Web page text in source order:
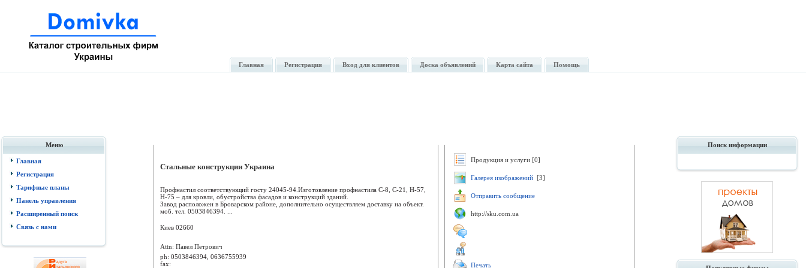
Главная Регистрация Вход для клиентов Доска объявлений Карта сайта Помощь
Меню
Главная
Регистрация
Тарифные планы
Панель управления
Расширенный поиск
Связь с нами
Стальные конструкции Украина
Профнастил соответствующий госту 24045-94.Изготовление профнастила С-8, С-21, Н-57,
Н-75 – для кровли, обустройства фасадов и конструкций зданий.
Завод расположен в Броварском районе, дополнительно осуществляем доставку на объект.
моб. тел. 0503846394. ...
Киев 02660
Attn: Павел Петрович
ph: 0503846394, 0636755939
fax:
Продукция и услуги [0]
Галерея изображений [3]
Отправить сообщение
http://sku.com.ua
Печать
Поиск информации